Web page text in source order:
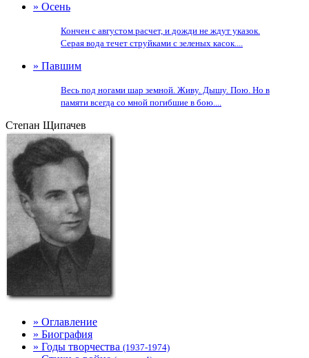
» Осень
Кончен с августом расчет, и дожди не ждут указок.
Серая вода течет струйками с зеленых касок....
» Павшим
Весь под ногами шар земной. Живу. Дышу. Пою. Но в
памяти всегда со мной погибшие в бою....
Степан Щипачев
» Оглавление
» Биография
» Годы творчества (1937-1974)